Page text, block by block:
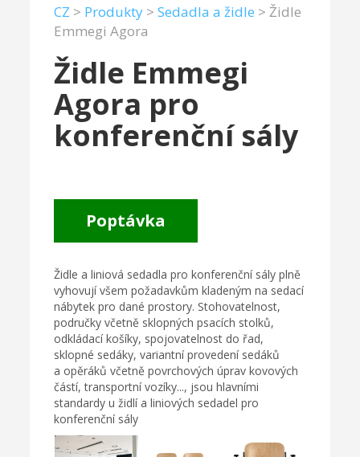
CZ > Produkty >Sedadla a židle >Židle
Emmegi Agora
Židle Emmegi
Agora pro
konferenční sály
Poptávka
Židle a liniová sedadla pro konferenční sály plně
vyhovují všem požadavkům kladeným na sedací
nábytek pro dané prostory. Stohovatelnost,
područky včetně sklopných psacích stolků,
odkládací košíky, spojovatelnost do řad,
sklopné sedáky, variantní provedení sedáků
a opěráků včetně povrchových úprav kovových
částí, transportní vozíky..., jsou hlavními
standardy u židlí a liniových sedadel pro
konferenční sály